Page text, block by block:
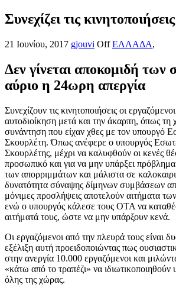
Συνεχίζει τις
21 Ιουνίου, 2017 gjouvi Off ΕΛΛΑΔΑ,
Δεν γίνεται αποκομιδή των
αύριο η 24ωρη απεργία
Συνεχίζουν τις κινητοποιήσεις οι
αυτοδιοίκηση μετά και την άκαρπη, όπως τη
συνάντηση που είχαν χθες με τον υπουργό
Σκουρλέτη. Όπως ανέφερε ο υπουργός
Σκουρλέτης, μέχρι να καλυφθούν οι κενές
προσωπικό και για να μην υπάρξει
των απορριμμάτων και μάλιστα σε
δυνατότητα σύναψης δίμηνων συμβάσεων
μόνιμες προσλήψεις αποτελούν αιτήματα
ενώ ο υπουργός κάλεσε τους ΟΤΑ να
αιτήματά τους, ώστε να μην υπάρξουν κενά.
Οι εργαζόμενοι από την πλευρά τους είναι
εξέλιξη αυτή προειδοποιώντας πως
στην ανεργία 10.000 εργαζόμενοι και
«κάτω από το τραπέζι» να
όλης της χώρας.